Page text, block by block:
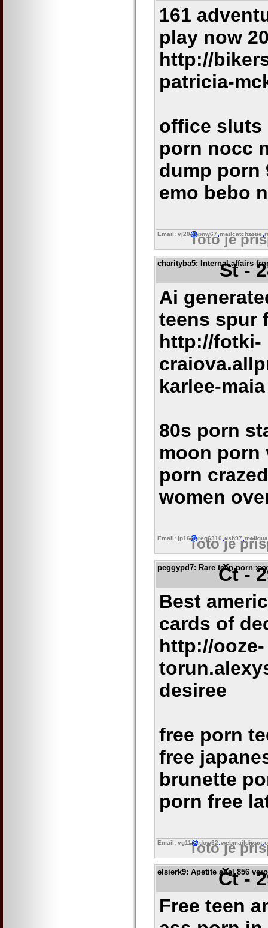
161
play now
http://
patricia-
office sluts
porn nocc
dump porn
emo bebo
Email: vj20 pnw67 mailcatchzone
Toto je
charityba5: Internal affairs
St -
Ai
teens spur
http://fotki-
karlee-maia
80s porn
moon porn
porn
women
Email: jp16 reg6310 usb97
Toto je
peggypd7: Rare teen porn
Čt -
Best
cards of
http://ooze-
desiree
free porn
free
brunette
porn free
Email: vg11 dow62 webmaildirect
Toto je
elsierk9: Apetite anal 856
Čt -
Free teen